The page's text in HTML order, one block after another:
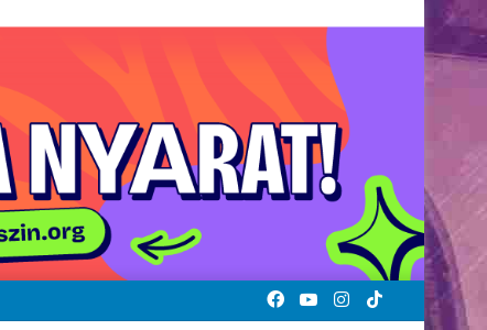
TikTok
Instagram
YouTube
Facebook